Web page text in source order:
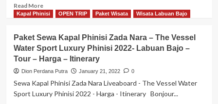
Tradisional
Phinisi
Ampat
2022
–
–
Diving
–
Read MoreRead
more
Sewa
Kapal
Phinisi
Labuan
Carpediem
Liveaboard
Kapal Phinisi OPEN TRIP Paket Wisata Wisata Labuan Bajo
Paket Sewa Kapal Phinisi Zada Nara – The Vessel
Water Sport Luxury Phinisi 2022- Labuan Bajo –
Tour – Harga – Itinerary
Dion Perdana Putra January 21, 2022 0
Sewa Kapal Phinisi Zada Nara Liveaboard - The Vessel Water
Sport Luxury Phinisi 2022 - Harga - Itinerary Bonjour...